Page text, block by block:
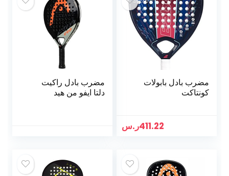
مضرب بادل بابولات
كونتاكت
411.22ر.س
مضرب بادل راكيت
دلتا ايفو من هيد